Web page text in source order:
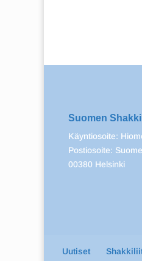
Suomen
Käyntiosoite:
Postiosoite:
00380 Helsinki
Uutiset